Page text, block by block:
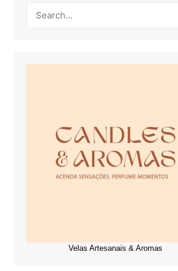
Velas Artesanais & Aromas